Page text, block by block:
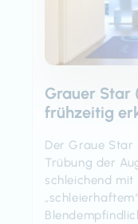
Grauer Star
frühzeitig
Der Graue Star
Trübung der
schleichend